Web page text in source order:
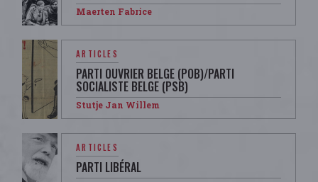
Maerten Fabrice
ARTICLES
PARTI OUVRIER BELGE (POB)/PARTI
SOCIALISTE BELGE (PSB)
Stutje Jan Willem
ARTICLES
PARTI LIBÉRAL